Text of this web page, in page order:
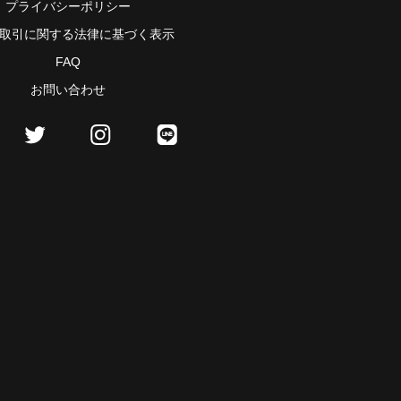
プライバシーポリシー
引に関する法律に基づく表示
FAQ
お問い合わせ